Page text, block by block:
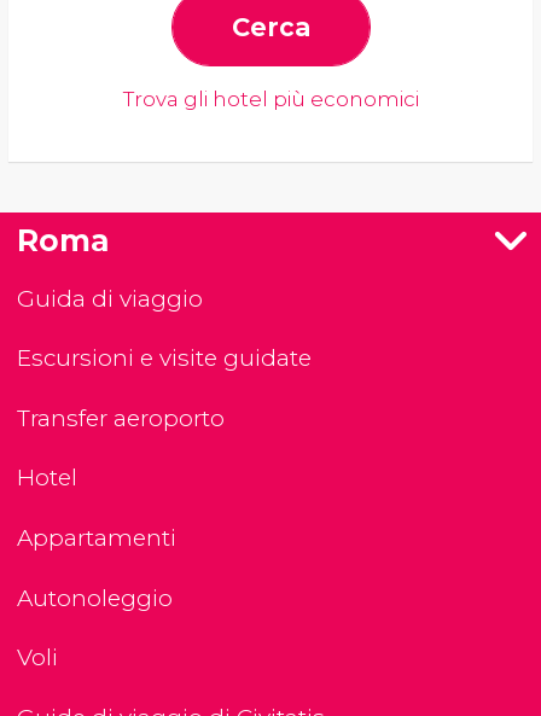
Cerca
Trova gli hotel più economici
Roma
Guida di viaggio
Escursioni e visite guidate
Transfer aeroporto
Hotel
Appartamenti
Autonoleggio
Voli